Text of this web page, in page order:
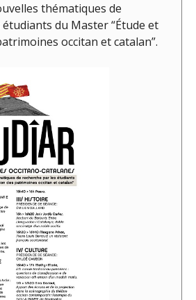
thématiques de
du Master “Étude et
occitan et catalan”.